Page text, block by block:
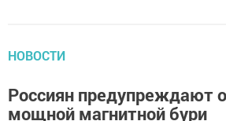
НОВОСТИ
Россиян предупреждают
мощной магнитной бури